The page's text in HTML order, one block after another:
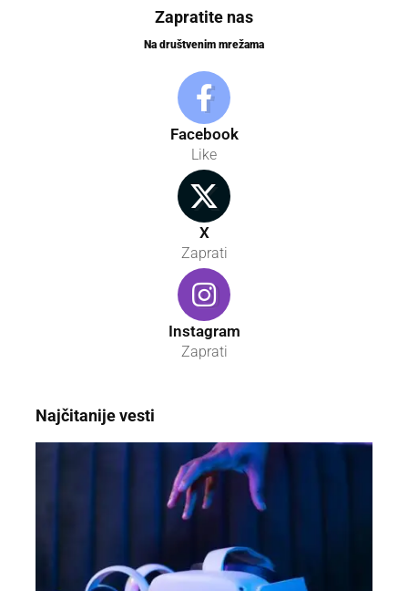
Zapratite nas
Na društvenim mrežama
Facebook
Like
X
Zaprati
Instagram
Zaprati
Najčitanije vesti